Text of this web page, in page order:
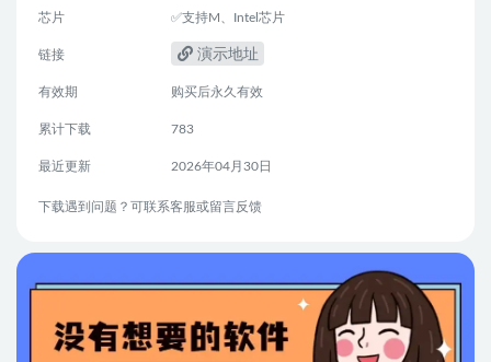
芯片 ✅支持M、Intel芯片
链接 演示地址
有效期 购买后永久有效
累计下载 783
最近更新 2026年04月30日
下载遇到问题？可联系客服或留言反馈